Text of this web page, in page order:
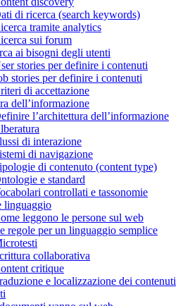
di ricerca (search keywords)
tramite analytics
sui forum
ai bisogni degli utenti
stories per definire i contenuti
stories per definire i contenuti
di accettazione
dell’informazione
l’architettura dell’informazione
di interazione
di navigazione
di contenuto (content type)
e standard
controllati e tassonomie
linguaggio
leggono le persone sul web
regole per un linguaggio semplice
collaborativa
critique
e localizzazione dei contenuti